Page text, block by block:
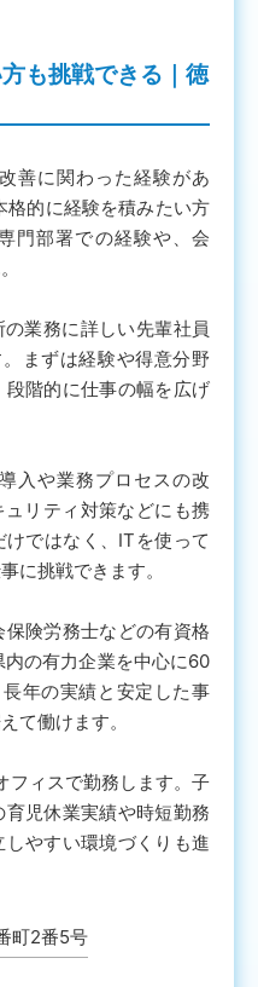
も挑戦できる｜徳
善に関わった経験があ
格的に経験を積みたい方
門部署での経験や、会
業務に詳しい先輩社員
まずは経験や得意分野
階的に仕事の幅を広げ
入や業務プロセスの改
リティ対策などにも携
ではなく、ITを使って
に挑戦できます。
険労務士などの有資格
の有力企業を中心に60
年の実績と安定した事
て働けます。
ィスで勤務します。子
児休業実績や時短勤務
やすい環境づくりも進
町2番5号